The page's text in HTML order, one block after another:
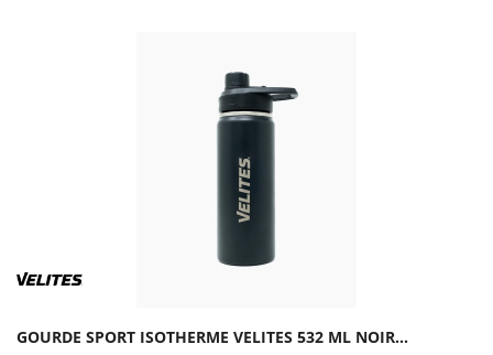
GOURDE SPORT ISOTHERME VELITES 532 ML NOIR...